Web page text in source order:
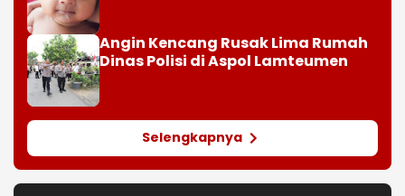
Angin Kencang Rusak Lima Rumah
Dinas Polisi di Aspol Lamteumen
Selengkapnya